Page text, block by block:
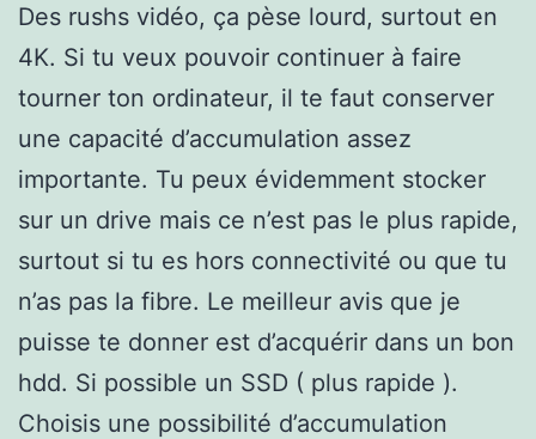
Des rushs vidéo, ça pèse lourd, surtout en
4K. Si tu veux pouvoir continuer à faire
tourner ton ordinateur, il te faut conserver
une capacité d’accumulation assez
importante. Tu peux évidemment stocker
sur un drive mais ce n’est pas le plus rapide,
surtout si tu es hors connectivité ou que tu
n’as pas la fibre. Le meilleur avis que je
puisse te donner est d’acquérir dans un bon
hdd. Si possible un SSD ( plus rapide ).
Choisis une possibilité d’accumulation